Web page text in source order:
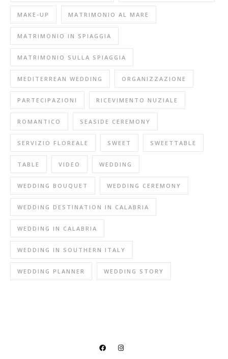
MAKE-UP MATRIMONIO AL MARE
MATRIMONIO IN SPIAGGIA
MATRIMONIO SULLA SPIAGGIA
MEDITERREAN WEDDING ORGANIZZAZIONE
PARTECIPAZIONI RICEVIMENTO NUZIALE
ROMANTICO SEASIDE CEREMONY
SERVIZIO FLOREALE SWEET SWEETTABLE
TABLE VIDEO WEDDING
WEDDING BOUQUET WEDDING CEREMONY
WEDDING DESTINATION IN CALABRIA
WEDDING IN CALABRIA
WEDDING IN SOUTHERN ITALY
WEDDING PLANNER WEDDING STORY